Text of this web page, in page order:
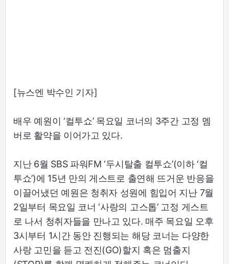
[뉴스엔 박수인 기자]
배우 예원이 ‘컬투쇼’ 목요일 코너의 3주간 고정 멤
버로 활약을 이어가고 있다.
지난 6월 SBS 파워FM ‘두시탈출 컬투쇼’(이하 ‘컬
투쇼’)에 15년 만의 게스트로 출연해 뜨거운 반응을
이끌어냈던 예원은 청취자 성원에 힘입어 지난 7월
2일부터 목요일 코너 ‘사랑의 고스톱’ 고정 게스트
로 나서 청취자들을 만나고 있다. 매주 목요일 오후
3시부터 1시간 동안 진행되는 해당 코너는 다양한
사랑 고민을 듣고 전진(GO)할지 혹은 멈출지